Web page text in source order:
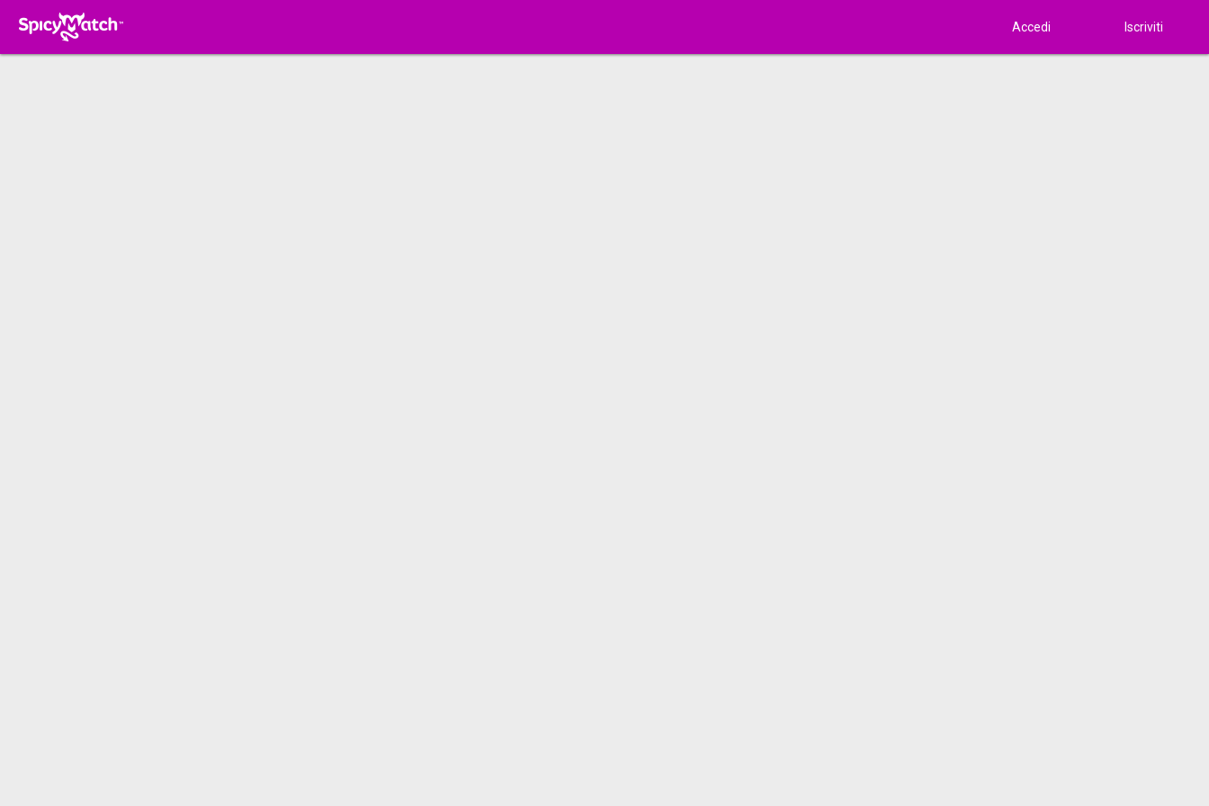
Accedi Iscriviti